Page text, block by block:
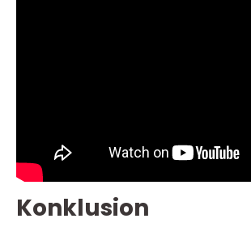
Konklusion